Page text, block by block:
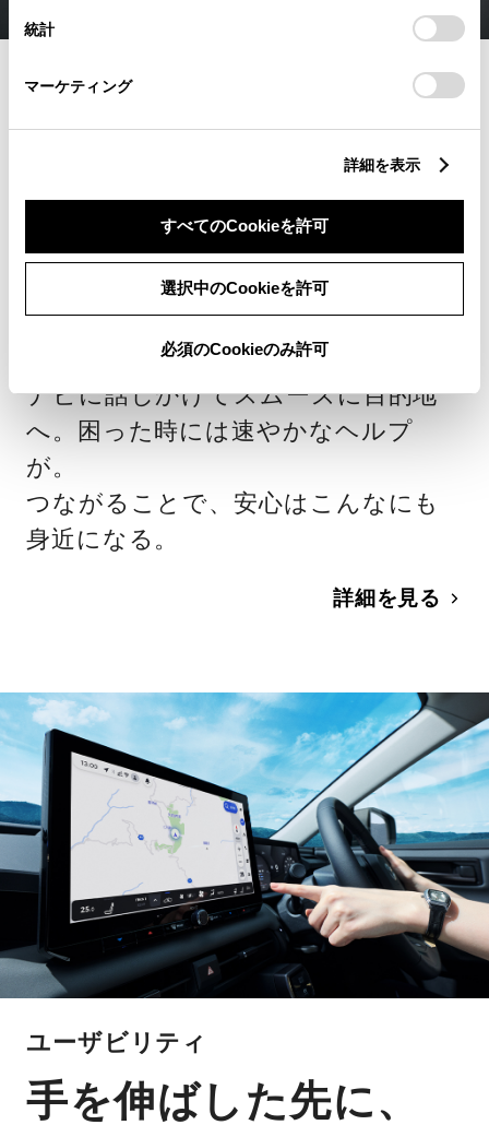
設定の変更、同意を撤回したりするにあたっては、当社の
「Cookie（クッキー）情報の取り扱いについて
」をご覧くだ
統計
マーケティング
詳細を表示
すべてのCookieを許可
選択中のCookieを許可
必須のCookieのみ許可
コネクティッド
あなたと、クルマ
と、
トヨタが安心でつな
がる。
ナビに話しかけてスムーズに目的地
へ。困った時には速やかなヘルプ
が。
つながることで、安心はこんなにも
身近になる。
詳細を見る
ユーザビリティ
手を伸ばした先に、